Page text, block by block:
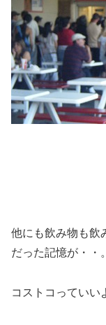
他にも飲み物も飲
だった記憶が・・。
コストコっていい